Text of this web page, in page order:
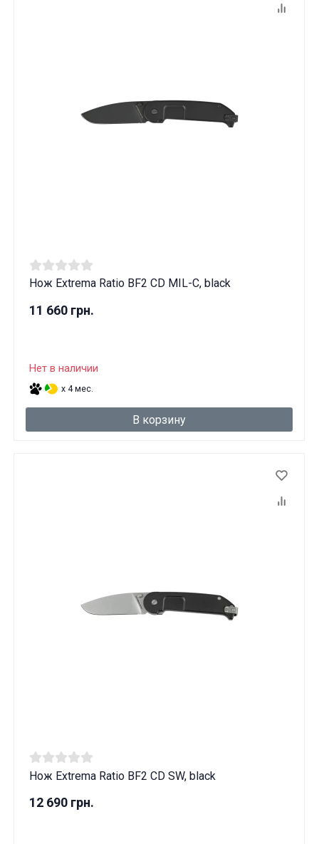
Нож Extrema Ratio BF2 CD MIL-C, black
11 660 грн.
Нет в наличии
x 4 мес.
В корзину
Нож Extrema Ratio BF2 CD SW, black
12 690 грн.